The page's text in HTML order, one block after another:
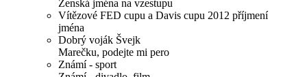
Ženská jména na vzestupu
Vítězové FED cupu a Davis cupu 2012 příjmení
jména
Dobrý voják Švejk
Marečku, podejte mi pero
Známí - sport